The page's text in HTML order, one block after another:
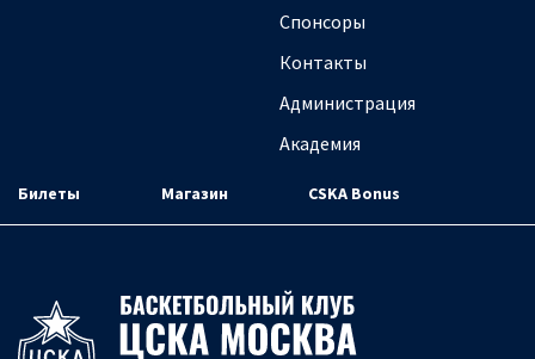
Спонсоры
Контакты
Администрация
Академия
Билеты Магазин CSKA Bonus